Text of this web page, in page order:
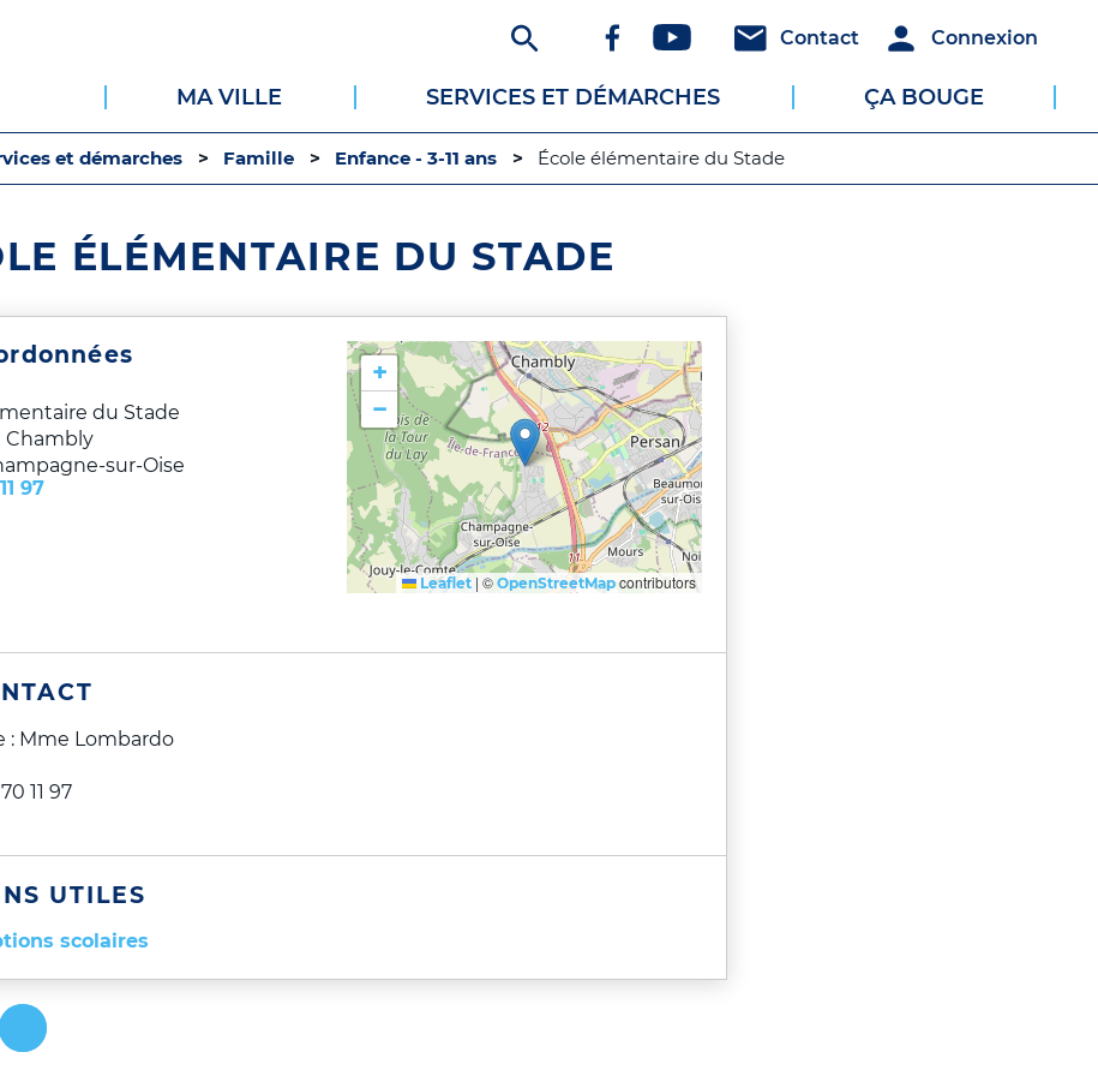
principal
Header
Connexion
Connexion
Header
Communication
Contact
Réseaux
sociaux
MA VILLE SERVICES ET DÉMARCHES ÇA BOUGE
et démarches Famille Enfance - 3-11 ans École élémentaire du Stade
ÉLÉMENTAIRE DU STADE
du Stade
Chambly
sur-Oise
97
+
−
Leaflet | © OpenStreetMapcontributors
: Mme Lombardo
11 97
UTILES
scolaires